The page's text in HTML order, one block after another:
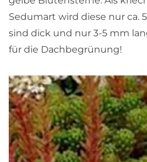
Sedumart wird diese nur ca.
sind dick und nur 3-5 mm
für die Dachbegrünung!